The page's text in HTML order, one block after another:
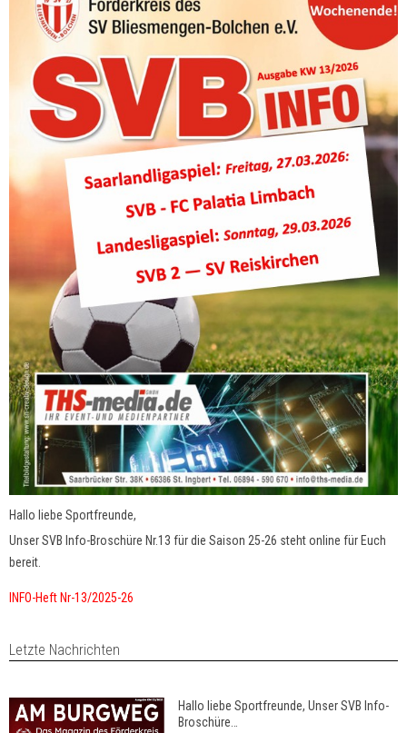
Hallo liebe Sportfreunde,
Unser SVB Info-Broschüre Nr.13 für die Saison 25-26 steht online für Euch
bereit.
INFO-Heft Nr-13/2025-26
Letzte Nachrichten
Hallo liebe Sportfreunde, Unser SVB Info-
Broschüre